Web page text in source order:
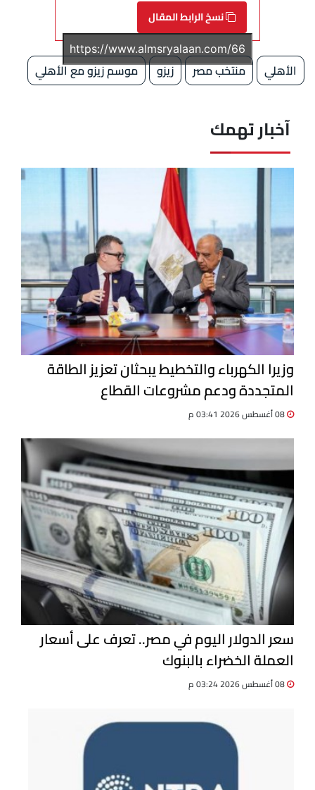
نسخ الرابط المقال
الأهلي منتخب مصر زيزو موسم زيزو مع الأهلي
آخبار تهمك
وزيرا الكهرباء والتخطيط يبحثان تعزيز الطاقة
المتجددة ودعم مشروعات القطاع
سعر الدولار اليوم في مصر.. تعرف على أسعار
العملة الخضراء بالبنوك